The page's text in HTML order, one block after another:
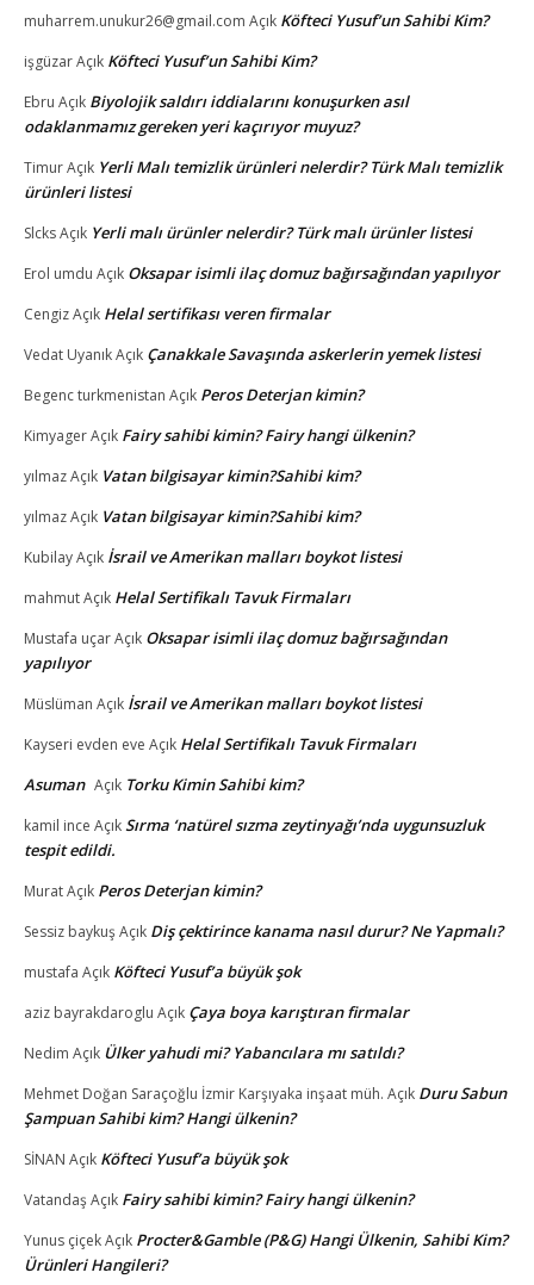
muharrem.unukur26@gmail.com Açık Köfteci Yusuf’un Sahibi Kim?
işgüzarAçık Köfteci Yusuf’un Sahibi Kim?
Ebru Açık Biyolojik saldırı iddialarını konuşurken asıl
odaklanmamız gereken yeri kaçırıyor muyuz?
TimurAçık Yerli Malı temizlik ürünleri nelerdir? Türk Malı temizlik
ürünleri listesi
SlcksAçık Yerli malı ürünler nelerdir? Türk malı ürünler listesi
Erol umdu Açık Oksapar isimli ilaç domuz bağırsağından yapılıyor
CengizAçık Helal sertifikası veren firmalar
Vedat UyanıkAçık Çanakkale Savaşında askerlerin yemek listesi
Begenc turkmenistan Açık Peros Deterjan kimin?
KimyagerAçık Fairy sahibi kimin? Fairy hangi ülkenin?
yılmazAçık Vatan bilgisayar kimin?Sahibi kim?
yılmazAçık Vatan bilgisayar kimin?Sahibi kim?
KubilayAçık İsrail ve Amerikan malları boykot listesi
mahmutAçık Helal Sertifikalı Tavuk Firmaları
Mustafa uçarAçık Oksapar isimli ilaç domuz bağırsağından
yapılıyor
Müslüman Açık İsrail ve Amerikan malları boykot listesi
Kayseri evden eve Açık Helal Sertifikalı Tavuk Firmaları
Asuman Açık Torku Kimin Sahibi kim?
kamil ince AçıkSırma ‘natürel sızma zeytinyağı’nda uygunsuzluk
tespit edildi.
MuratAçık Peros Deterjan kimin?
Sessiz baykuşAçık Diş çektirince kanama nasıl durur? Ne Yapmalı?
mustafa Açık Köfteci Yusuf’a büyük şok
aziz bayrakdaroglu Açık Çaya boya karıştıran firmalar
Nedim Açık Ülker yahudi mi? Yabancılara mı satıldı?
Mehmet Doğan Saraçoğlu İzmir Karşıyaka inşaat müh. Açık Duru Sabun
Şampuan Sahibi kim? Hangi ülkenin?
SİNAN Açık Köfteci Yusuf’a büyük şok
VatandaşAçık Fairy sahibi kimin? Fairy hangi ülkenin?
Yunus çiçekAçık Procter&Gamble (P&G) Hangi Ülkenin, Sahibi Kim?
Ürünleri Hangileri?